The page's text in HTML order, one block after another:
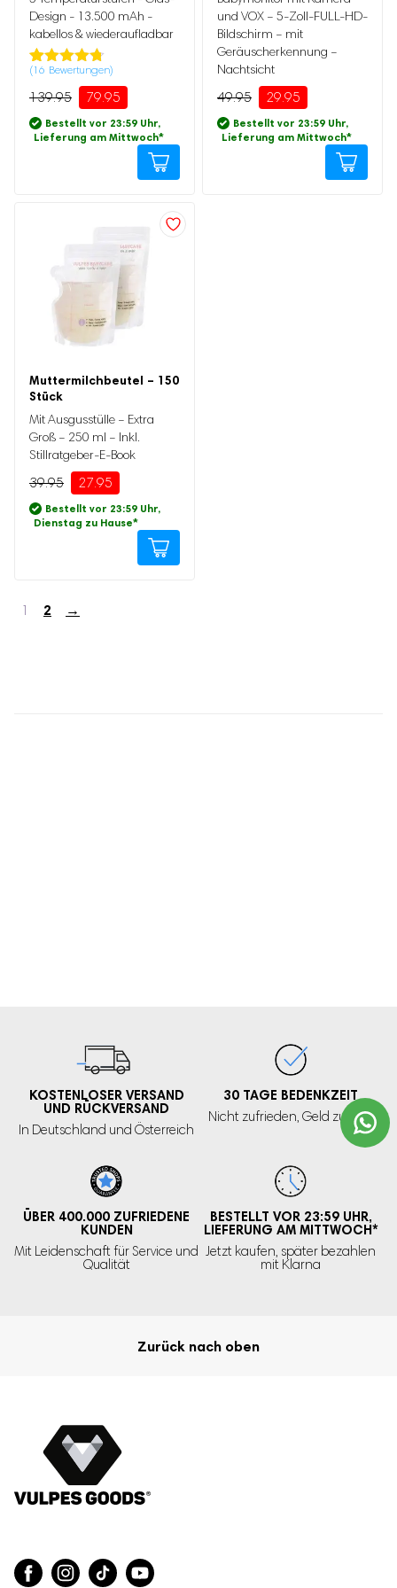
Design - 13.500 mAh -
kabellos & wiederaufladbar
Bewertet
mit 4.69
von 5,
basierend
auf
16
Kundenbewertung
(16 Bewertungen)
139.95 79.95
Bestellt vor 23:59 Uhr,
Lieferung am Mittwoch*
und VOX – 5-Zoll-FULL-HD-
Bildschirm – mit
Geräuscherkennung –
Nachtsicht
49.95 29.95
Bestellt vor 23:59 Uhr,
Lieferung am Mittwoch*
Muttermilchbeutel – 150
Stück
Mit Ausgusstülle – Extra
Groß – 250 ml – Inkl.
Stillratgeber-E-Book
39.95
Ursprünglicher
39.95
27.95
Aktueller
27.95.
Bestellt vor 23:59 Uhr,
Dienstag zu Hause*
1 2 →
KOSTENLOSER VERSAND
UND RÜCKVERSAND
In Deutschland und Österreich
30 TAGE BEDENKZEIT
Nicht zufrieden, Geld zurück!
ÜBER 400.000 ZUFRIEDENE
KUNDEN
Mit Leidenschaft für Service und
Qualität
BESTELLT VOR 23:59 UHR,
LIEFERUNG AM MITTWOCH*
Jetzt kaufen, später bezahlen
mit Klarna
Zurück nach oben